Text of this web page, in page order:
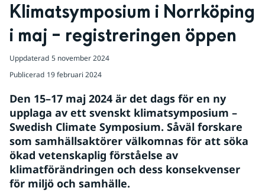
Klimatsymposium i Norrköping
i maj – registreringen öppen
Uppdaterad 5 november 2024
Publicerad 19 februari 2024
Den 15–17 maj 2024 är det dags för en ny
upplaga av ett svenskt klimatsymposium –
Swedish Climate Symposium. Såväl forskare
som samhällsaktörer välkomnas för att söka
ökad vetenskaplig förståelse av
klimatförändringen och dess konsekvenser
för miljö och samhälle.